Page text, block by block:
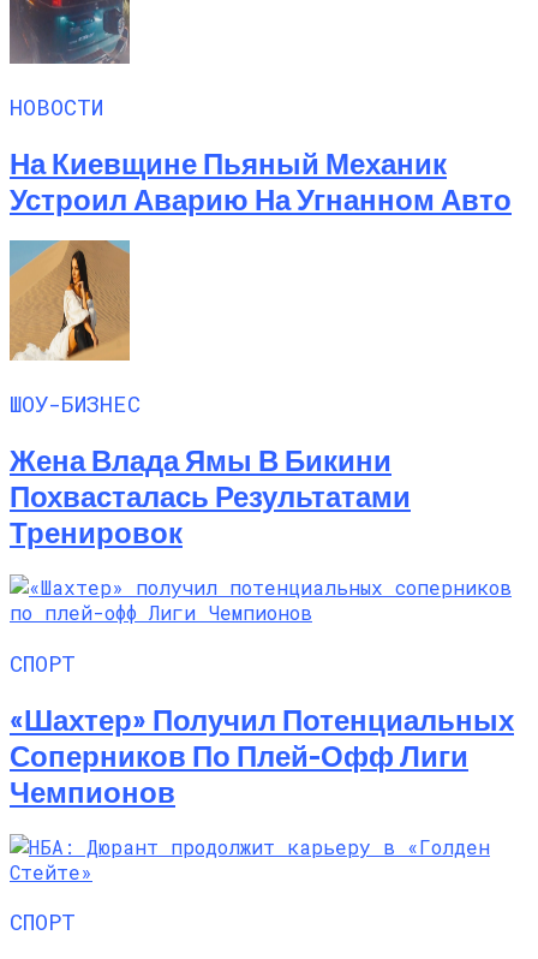
НОВОСТИ
На Киевщине Пьяный Механик
Устроил Аварию На Угнанном Авто
ШОУ-БИЗНЕС
Жена Влада Ямы В Бикини
Похвасталась Результатами
Тренировок
СПОРТ
«Шахтер» Получил Потенциальных
Соперников По Плей-Офф Лиги
Чемпионов
СПОРТ